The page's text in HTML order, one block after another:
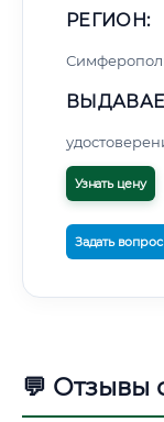
РЕГИОН:
Узнать цену
Задать
💬 Отзывы